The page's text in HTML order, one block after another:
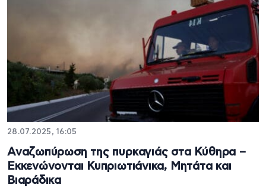
28.07.2025, 16:05
Αναζωπύρωση της πυρκαγιάς στα Κύθηρα –
Εκκενώνονται Κυπριωτιάνικα, Μητάτα και
Βιαράδικα